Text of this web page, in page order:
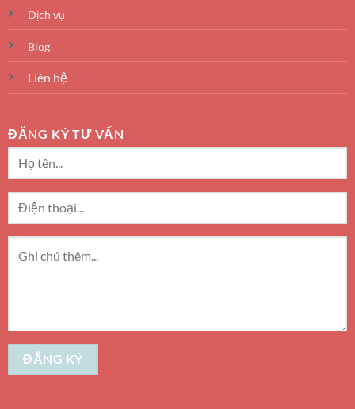
Dịch vụ
Blog
Liên hệ
ĐĂNG KÝ TƯ VẤN